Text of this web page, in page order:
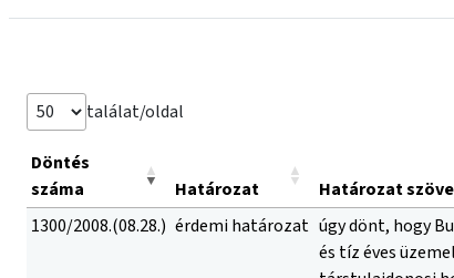
találat/oldal
Döntés
száma
Határozat
Határozat
1300/2008.(08.28.) érdemi határozat úgy dönt, hogy
és tíz éves